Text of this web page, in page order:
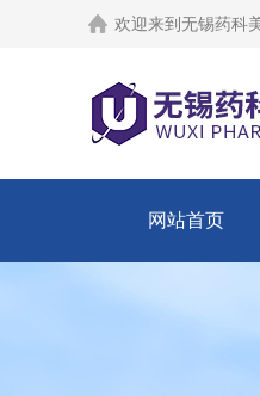
欢迎来到 无锡药科
网站首页